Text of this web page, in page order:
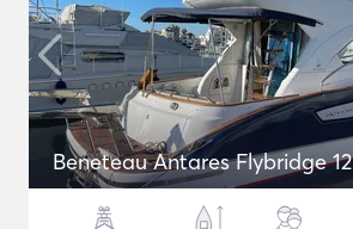
Beneteau Antares Flybridge 12